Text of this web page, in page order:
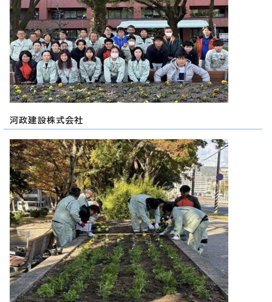
河政建設株式会社